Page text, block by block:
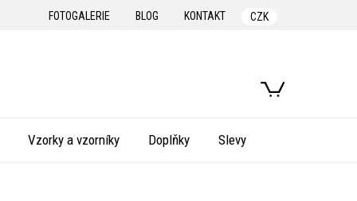
FOTOGALERIE BLOG KONTAKT CZK
NÁKUPNÍ
Vzorky a vzorníky Doplňky Slevy